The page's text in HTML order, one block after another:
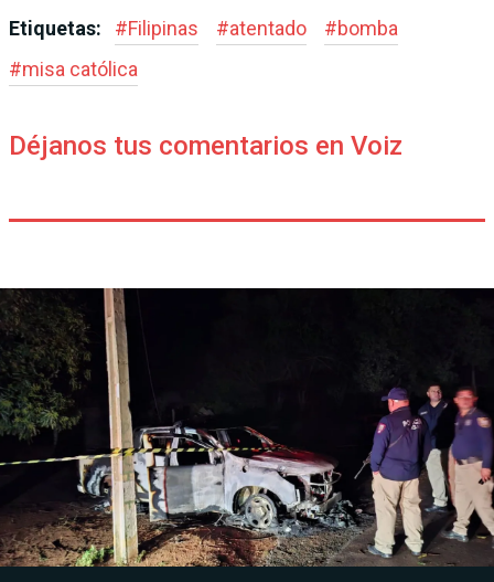
Etiquetas: #Filipinas #atentado #bomba
#misa católica
Déjanos tus comentarios en Voiz